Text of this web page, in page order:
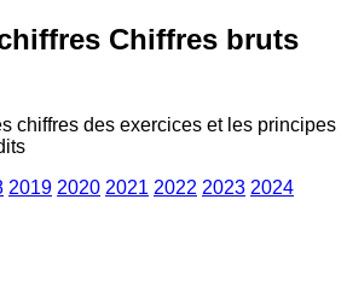
Chiffres bruts
chiffres des exercices et les principes
2019 2020 2021 2022 2023 2024